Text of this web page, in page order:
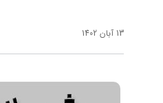
13 آبان 1402